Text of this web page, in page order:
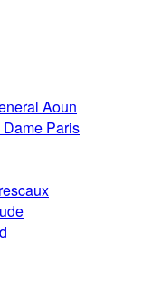
Aoun
Paris